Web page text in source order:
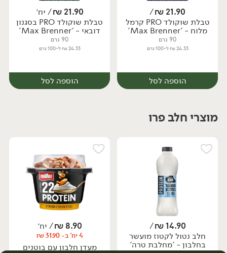
יח׳ יח׳
21.90
₪
/
טבלת שוקולד PRO קרמל
מלוח - 'Max Brenner'
90 גרם
24.33 ₪ ל-100 גרם
הוספה לסל
21.90
₪/ יח׳
טבלת שוקולד PRO בסגנון
דובאי - 'Max Brenner'
90 גרם
24.33 ₪ ל-100 גרם
הוספה לסל
יח׳
מוצרי חלב פרו
14.90
₪
/
חלב נטול לקטוז מועשר
בחלבון - 'מחלבת טרה'
8.90
₪/ יח׳
4 יח' ב- 31.90 ₪
מעדן חלבון עם בוטנים